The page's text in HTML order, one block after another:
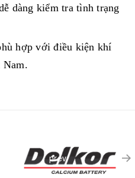
dàng kiểm tra tình trạng
hợp với điều kiện khí
Nam.
prev